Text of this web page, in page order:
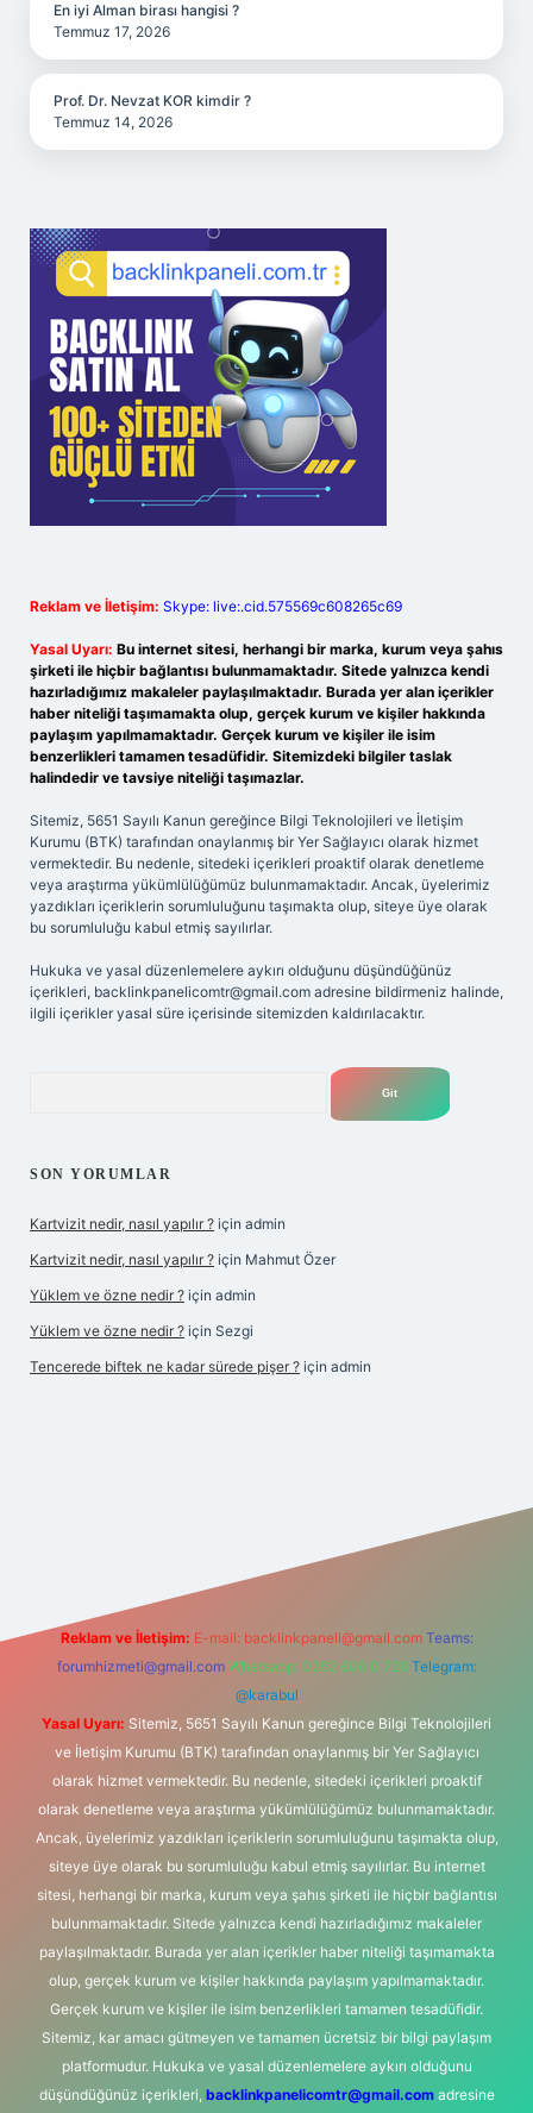
En iyi Alman birası hangisi ?
Temmuz 17, 2026
Prof. Dr. Nevzat KOR kimdir ?
Temmuz 14, 2026
Reklam ve İletişim: Skype: live:.cid.575569c608265c69
Yasal Uyarı: Bu internet sitesi, herhangi bir marka, kurum veya şahıs
şirketi ile hiçbir bağlantısı bulunmamaktadır. Sitede yalnızca kendi
hazırladığımız makaleler paylaşılmaktadır. Burada yer alan içerikler
haber niteliği taşımamakta olup, gerçek kurum ve kişiler hakkında
paylaşım yapılmamaktadır. Gerçek kurum ve kişiler ile isim
benzerlikleri tamamen tesadüfidir. Sitemizdeki bilgiler taslak
halindedir ve tavsiye niteliği taşımazlar.
Sitemiz, 5651 Sayılı Kanun gereğince Bilgi Teknolojileri ve İletişim
Kurumu (BTK) tarafından onaylanmış bir Yer Sağlayıcı olarak hizmet
vermektedir. Bu nedenle, sitedeki içerikleri proaktif olarak denetleme
veya araştırma yükümlülüğümüz bulunmamaktadır. Ancak, üyelerimiz
yazdıkları içeriklerin sorumluluğunu taşımakta olup, siteye üye olarak
bu sorumluluğu kabul etmiş sayılırlar.
Hukuka ve yasal düzenlemelere aykırı olduğunu düşündüğünüz
içerikleri, backlinkpanelicomtr@gmail.com adresine bildirmeniz halinde,
ilgili içerikler yasal süre içerisinde sitemizden kaldırılacaktır.
SON YORUMLAR
Kartvizit nedir, nasıl yapılır ? için admin
Kartvizit nedir, nasıl yapılır ? için Mahmut Özer
Yüklem ve özne nedir ? için admin
Yüklem ve özne nedir ? için Sezgi
Tencerede biftek ne kadar sürede pişer ? için admin
https://betexpergir.net/
Reklam ve İletişim: E-mail: backlinkpaneli@gmail.com Teams:
forumhizmeti@gmail.com Whatsapp: 0262 606 0 726 Telegram:
@karabul
Yasal Uyarı: Sitemiz, 5651 Sayılı Kanun gereğince Bilgi Teknolojileri
ve İletişim Kurumu (BTK) tarafından onaylanmış bir Yer Sağlayıcı
olarak hizmet vermektedir. Bu nedenle, sitedeki içerikleri proaktif
olarak denetleme veya araştırma yükümlülüğümüz bulunmamaktadır.
Ancak, üyelerimiz yazdıkları içeriklerin sorumluluğunu taşımakta olup,
siteye üye olarak bu sorumluluğu kabul etmiş sayılırlar. Bu internet
sitesi, herhangi bir marka, kurum veya şahıs şirketi ile hiçbir bağlantısı
bulunmamaktadır. Sitede yalnızca kendi hazırladığımız makaleler
paylaşılmaktadır. Burada yer alan içerikler haber niteliği taşımamakta
olup, gerçek kurum ve kişiler hakkında paylaşım yapılmamaktadır.
Gerçek kurum ve kişiler ile isim benzerlikleri tamamen tesadüfidir.
Sitemiz, kar amacı gütmeyen ve tamamen ücretsiz bir bilgi paylaşım
platformudur. Hukuka ve yasal düzenlemelere aykırı olduğunu
düşündüğünüz içerikleri, backlinkpanelicomtr@gmail.comadresine